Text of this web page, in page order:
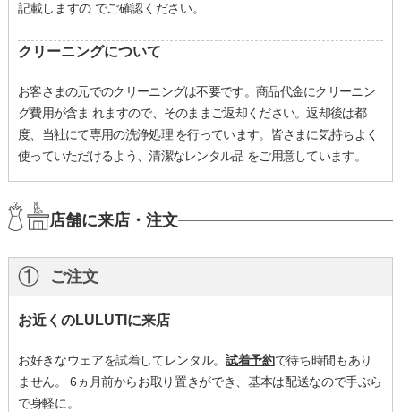
記載しますの でご確認ください。
クリーニングについて
お客さまの元でのクリーニングは不要です。商品代金にクリーニン
グ費用が含ま れますので、そのままご返却ください。返却後は都
度、当社にて専用の洗浄処理 を行っています。皆さまに気持ちよく
使っていただけるよう、清潔なレンタル品 をご用意しています。
店舗に来店・注文
① ご注文
お近くのLULUTIに来店
お好きなウェアを試着してレンタル。試着予約で待ち時間もあり
ません。 6ヵ月前からお取り置きができ、基本は配送なので手ぶら
で身軽に。